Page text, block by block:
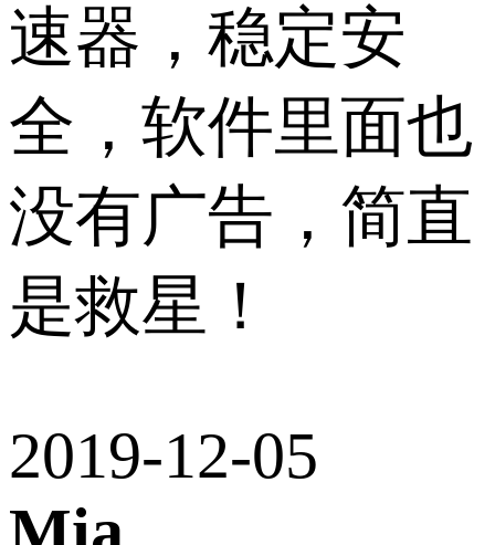
速器，稳定安
全，软件里面也
没有广告，简直
是救星！
2019-12-05